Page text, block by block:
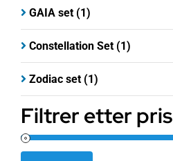
GAIA set (1)
Constellation Set (1)
Zodiac set (1)
Filtrer etter pris